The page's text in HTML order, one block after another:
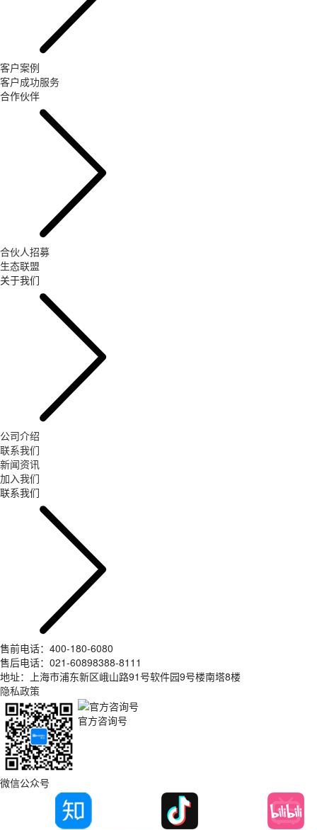
客户案例
客户成功服务
合作伙伴
合伙人招募
生态联盟
关于我们
公司介绍
联系我们
新闻资讯
加入我们
联系我们
售前电话：400-180-6080
售后电话：021-60898388-8111
地址：上海市浦东新区峨山路91号软件园9号楼南塔8楼
隐私政策
微信公众号
官方咨询号